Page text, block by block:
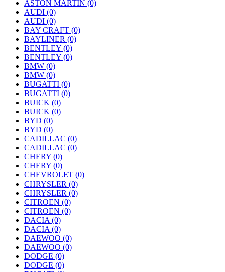
ASTON MARTIN (0)
AUDI (0)
AUDI (0)
BAY CRAFT (0)
BAYLINER (0)
BENTLEY (0)
BENTLEY (0)
BMW (0)
BMW (0)
BUGATTI (0)
BUGATTI (0)
BUICK (0)
BUICK (0)
BYD (0)
BYD (0)
CADILLAC (0)
CADILLAC (0)
CHERY (0)
CHERY (0)
CHEVROLET (0)
CHRYSLER (0)
CHRYSLER (0)
CITROEN (0)
CITROEN (0)
DACIA (0)
DACIA (0)
DAEWOO (0)
DAEWOO (0)
DODGE (0)
DODGE (0)